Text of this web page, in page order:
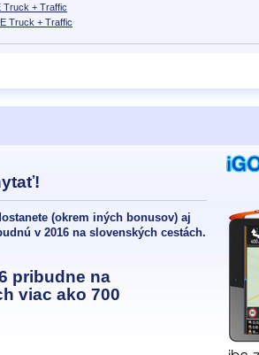
Truck + Traffic
Truck + Traffic
(okrem iných bonusov) aj
v 2016 na slovenských cestách.
pribudne na
viac ako 700